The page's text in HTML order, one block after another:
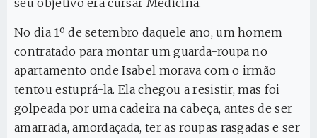
seu objetivo era cursar Medicina.
No dia 1º de setembro daquele ano, um homem
contratado para montar um guarda-roupa no
apartamento onde Isabel morava com o irmão
tentou estuprá-la. Ela chegou a resistir, mas foi
golpeada por uma cadeira na cabeça, antes de ser
amarrada, amordaçada, ter as roupas rasgadas e ser